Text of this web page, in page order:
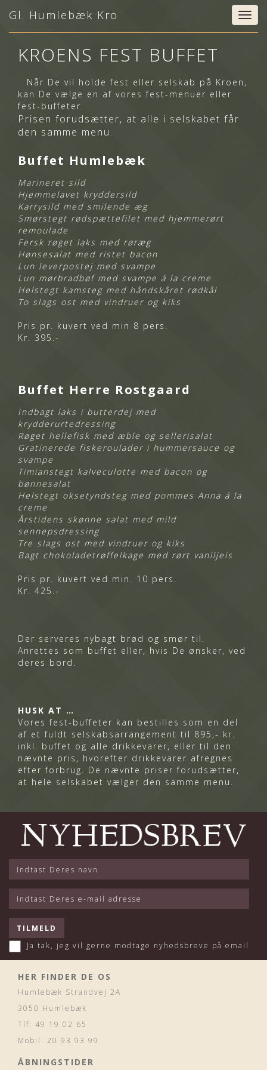
Gl. Humlebæk Kro
KROENS FEST BUFFET
Når De vil holde fest eller selskab på Kroen,
kan De vælge en af vores fest-menuer eller
fest-buffeter.
Prisen forudsætter, at alle i selskabet får
den samme menu.
Buffet Humlebæk
Marineret sild
Hjemmelavet kryddersild
Karrysild med smilende æg
Smørstegt rødspættefilet med hjemmerørt
remoulade
Fersk røget laks med røræg
Hønsesalat med ristet bacon
Lun leverpostej med svampe
Lun mørbradbøf med svampe á la creme
Helstegt kamsteg med håndskåret rødkål
To slags ost med vindruer og kiks
Pris pr. kuvert ved min 8 pers.
Kr. 395.-
Buffet Herre Rostgaard
Indbagt laks i butterdej med
krydderurtedressing
Røget hellefisk med æble og sellerisalat
Gratinerede fiskeroulader i hummersauce og
svampe
Timianstegt kalveculotte med bacon og
bønnesalat
Helstegt oksetyndsteg med pommes Anna á la
creme
Årstidens skønne salat med mild
sennepsdressing
Tre slags ost med vindruer og kiks
Bagt chokoladetrøffelkage med rørt vaniljeis
Pris pr. kuvert ved min. 10 pers.
Kr. 425.-
Der serveres nybagt brød og smør til.
Anrettes som buffet eller, hvis De ønsker, ved
deres bord.
HUSK AT …
Vores fest-buffeter kan bestilles som en del
af et fuldt selskabsarrangement til 895,- kr.
inkl. buffet og alle drikkevarer, eller til den
nævnte pris, hvorefter drikkevarer afregnes
efter forbrug. De nævnte priser forudsætter,
at hele selskabet vælger den samme menu.
Ja tak, jeg vil gerne modtage nyhedsbreve på email
HER FINDER DE OS
Humlebæk Strandvej 2A
3050 Humlebæk
Tlf: 49 19 02 65
Mobil: 20 93 93 99
ÅBNINGSTIDER